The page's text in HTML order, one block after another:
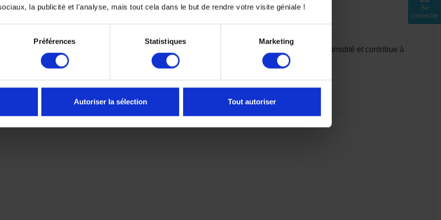
la publicité et l'analyse, mais tout cela dans le but de rendre votre visite géniale !
Préférences Statistiques Marketing
Autoriser la sélection Tout autoriser
Se
connecter
performante
, reconnu pour sa respirabilité et son confort. Ce tissu hypoallergénique absorbe l’humidité et contribue à
chaleurs.
l’air à l’intérieur du casque afin de limiter l’accumulation de chaleur.